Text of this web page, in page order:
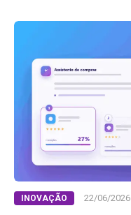
INOVAÇÃO 22/06/2026